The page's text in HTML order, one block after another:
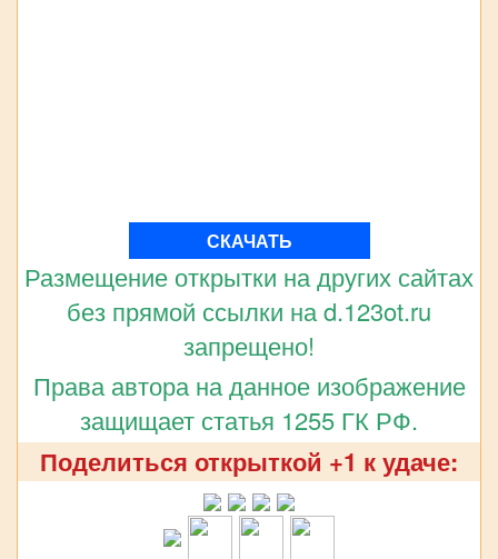
СКАЧАТЬ
Размещение открытки на других сайтах
без прямой ссылки на d.123ot.ru
запрещено!
Права автора на данное изображение
защищает статья 1255 ГК РФ.
Поделиться открыткой +1 к удаче: